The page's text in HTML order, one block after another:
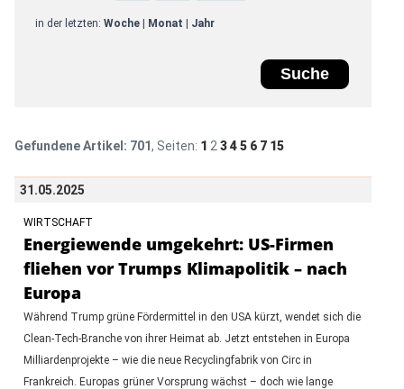
in der letzten: Woche| Monat Jahr
Gefundene Artikel: 701, Seiten: 1 2 3 4 5 6 7 15
31.05.2025
WIRTSCHAFT
Energiewende umgekehrt: US-Firmen
fliehen vor Trumps Klimapolitik – nach
Europa
Während Trump grüne Fördermittel in den USA kürzt, wendet sich die
Clean-Tech-Branche von ihrer Heimat ab. Jetzt entstehen in Europa
Milliardenprojekte – wie die neue Recyclingfabrik von Circ in
Frankreich. Europas grüner Vorsprung wächst – doch wie lange